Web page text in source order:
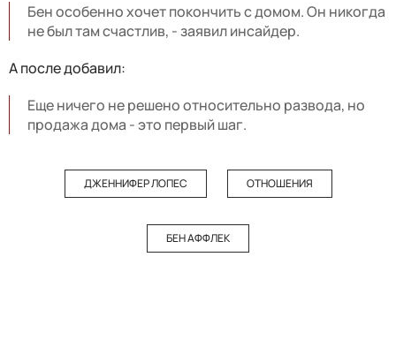
Бен особенно хочет покончить с домом. Он никогда
не был там счастлив, - заявил инсайдер.
А после добавил:
Еще ничего не решено относительно развода, но
продажа дома - это первый шаг.
ДЖЕННИФЕР ЛОПЕС ОТНОШЕНИЯ
БЕН АФФЛЕК